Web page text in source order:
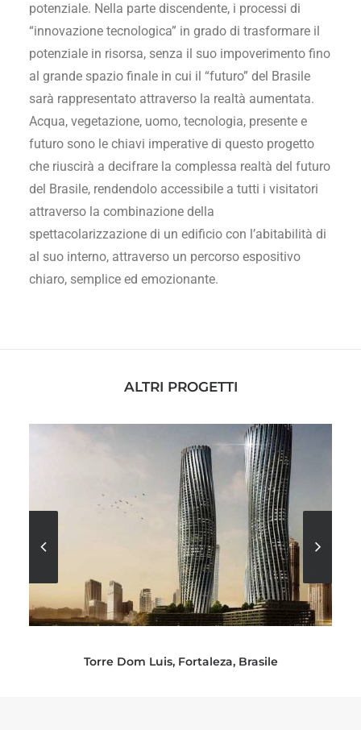
potenziale. Nella parte discendente, i processi di
“innovazione tecnologica” in grado di trasformare il
potenziale in risorsa, senza il suo impoverimento fino
al grande spazio finale in cui il “futuro” del Brasile
sarà rappresentato attraverso la realtà aumentata.
Acqua, vegetazione, uomo, tecnologia, presente e
futuro sono le chiavi imperative di questo progetto
che riuscirà a decifrare la complessa realtà del futuro
del Brasile, rendendolo accessibile a tutti i visitatori
attraverso la combinazione della
spettacolarizzazione di un edificio con l’abitabilità di
al suo interno, attraverso un percorso espositivo
chiaro, semplice ed emozionante.
ALTRI PROGETTI
Torre Dom Luis, Fortaleza, Brasile